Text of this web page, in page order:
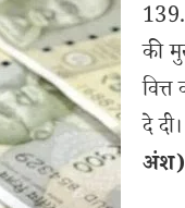
की
दे दी।
अंश)